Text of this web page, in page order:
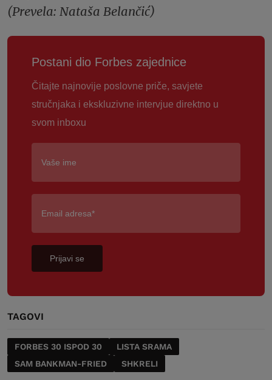
(Prevela: Nataša Belančić)
Postani dio Forbes zajednice
Čitajte najnovije poslovne priče, savjete
stručnjaka i ekskluzivne intervjue direktno u
svom inboxu
Prijavi se
TAGOVI
FORBES 30 ISPOD 30
LISTA SRAMA
SAM BANKMAN-FRIED
SHKRELI